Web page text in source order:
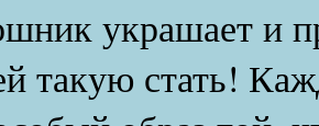
украшает и
такую стать!